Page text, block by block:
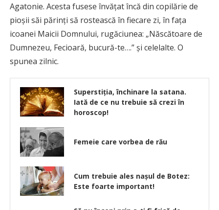
Agatonie. Acesta fusese învățat încă din copilărie de
pioșii săi părinți să rostească în fiecare zi, în fața
icoanei Maicii Domnului, rugăciunea: „Născătoare de
Dumnezeu, Fecioară, bucură-te….” și celelalte. O
spunea zilnic.
Superstiţia, închinare la satana.
Iată de ce nu trebuie să crezi în
horoscop!
Femeie care vorbea de rău
Cum trebuie ales nașul de Botez:
Este foarte important!